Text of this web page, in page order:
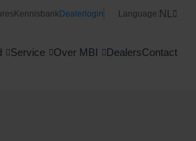
KennisbankDealerlogin Language:NL
Service Over MBI DealersContact